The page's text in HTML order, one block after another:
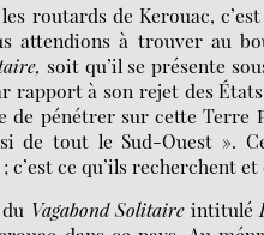
routards de Kerouac,
attendions à trouver au
soit qu’il se présente
rapport à son rejet des
pénétrer sur cette Terre
de tout le Sud-Ouest ».
; c’est ce qu’ils recherchent
Vagabond Solitaireintitulé